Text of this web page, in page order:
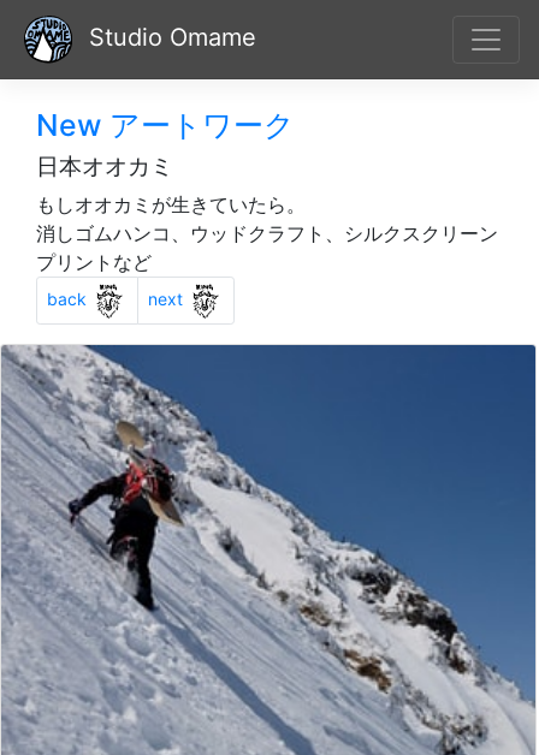
Studio Omame
New アートワーク
日本オオカミ
もしオオカミが生きていたら。
消しゴムハンコ、ウッドクラフト、シルクスクリーン
プリントなど
back Previous
next